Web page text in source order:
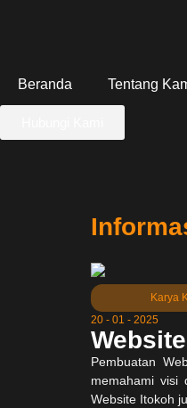
Beranda Tentang
Karya
20 - 01 - 2025
Pembuatan
memahami visi
Website Itokoh